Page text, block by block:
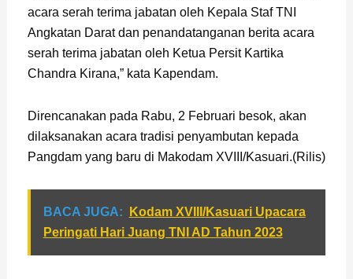
acara serah terima jabatan oleh Kepala Staf TNI
Angkatan Darat dan penandatanganan berita acara
serah terima jabatan oleh Ketua Persit Kartika
Chandra Kirana,” kata Kapendam.
Direncanakan pada Rabu, 2 Februari besok, akan
dilaksanakan acara tradisi penyambutan kepada
Pangdam yang baru di Makodam XVIII/Kasuari.(Rilis)
BACA JUGA:
Kodam XVIII/Kasuari Upacara
Peringati Hari Juang TNI AD Tahun 2023